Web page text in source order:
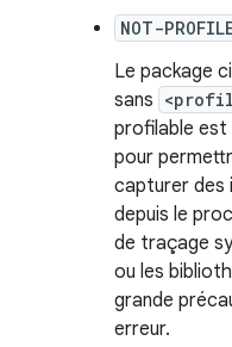
NOT-
Le package
sans
profilable est
pour
capturer des
depuis le
de traçage
ou les
grande
erreur.